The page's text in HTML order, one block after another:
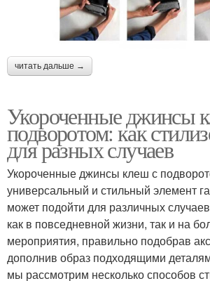
читать дальше →
Укороченные джинсы
подворотом: как
для разных случаев
Укороченные джинсы клеш с
универсальный и стильный элемент
может подойти для различных
как в повседневной жизни, так и на
мероприятия, правильно подобрав
дополнив образ подходящими
мы рассмотрим несколько способов